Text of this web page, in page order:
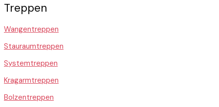
Treppen
Wangentreppen
Stauraumtreppen
Systemtreppen
Kragarmtreppen
Bolzentreppen